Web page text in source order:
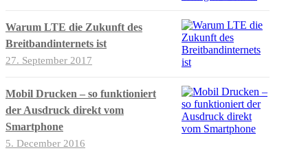
Warum LTE die Zukunft des
Breitbandinternets ist
27. September 2017
Mobil Drucken – so funktioniert
der Ausdruck direkt vom
Smartphone
5. December 2016